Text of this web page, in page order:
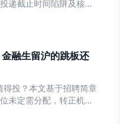
递截止时间陷阱及核心
否值得投入。
融生留沪的跳板还
投？本文基于招聘简章
未定需分配，转正机会
实习证明、想接触真实